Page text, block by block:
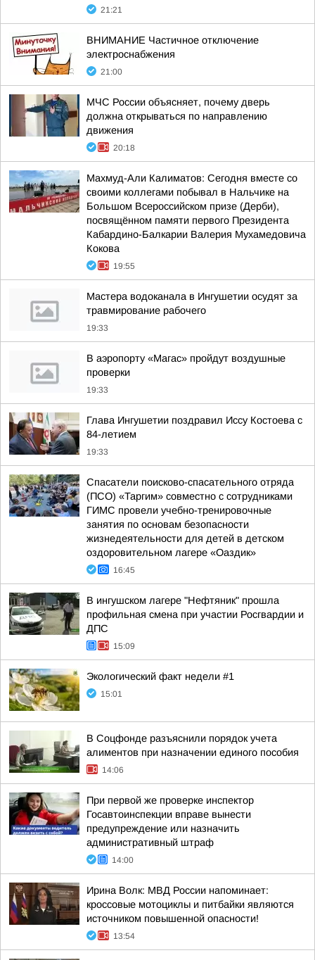
21:21
ВНИМАНИЕ Частичное отключение
электроснабжения
21:00
МЧС России объясняет, почему дверь
должна открываться по направлению
движения
20:18
Махмуд-Али Калиматов: Сегодня вместе со
своими коллегами побывал в Нальчике на
Большом Всероссийском призе (Дерби),
посвящённом памяти первого Президента
Кабардино-Балкарии Валерия Мухамедовича
Кокова
19:55
Мастера водоканала в Ингушетии осудят за
травмирование рабочего
19:33
В аэропорту «Магас» пройдут воздушные
проверки
19:33
Глава Ингушетии поздравил Иссу Костоева с
84-летием
19:33
Спасатели поисково-спасательного отряда
(ПСО) «Таргим» совместно с сотрудниками
ГИМС провели учебно-тренировочные
занятия по основам безопасности
жизнедеятельности для детей в детском
оздоровительном лагере «Оаздик»
16:45
В ингушском лагере "Нефтяник" прошла
профильная смена при участии Росгвардии и
ДПС
15:09
Экологический факт недели #1
15:01
В Соцфонде разъяснили порядок учета
алиментов при назначении единого пособия
14:06
При первой же проверке инспектор
Госавтоинспекции вправе вынести
предупреждение или назначить
административный штраф
14:00
Ирина Волк: МВД России напоминает:
кроссовые мотоциклы и питбайки являются
источником повышенной опасности!
13:54